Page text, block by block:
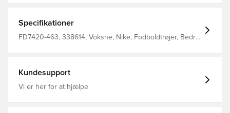
væk fra din hud for hurtigere fordampning og hjælper dig
med at forblive tør og komfortabel Slim fit Fremstillet i
100% polyester.
Specifikationer
FD7420-463, 338614, Voksne, Nike, Fodboldtrøjer, Bedre,
Kundesupport
Vi er her for at hjælpe